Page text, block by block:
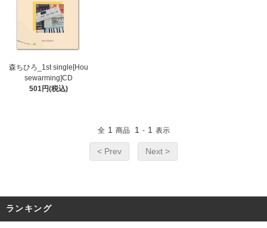
森ちひろ_1st single[Hou
sewarming]CD
501円(税込)
全 1 商品 1 - 1 表示
< Prev Next >
ランキング